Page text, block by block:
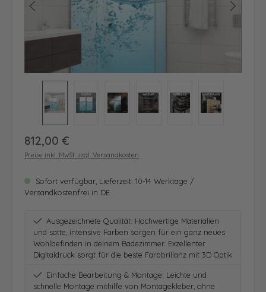
Regulärer Preis:
812,00 €
Preise inkl. MwSt. zzgl. Versandkosten
Sofort verfügbar, Lieferzeit: 10-14 Werktage /
Versandkostenfrei in DE
Ausgezeichnete Qualität: Hochwertige Materialien
und satte, intensive Farben sorgen für ein ganz neues
Wohlbefinden in deinem Badezimmer. Exzellenter
Digitaldruck sorgt für die beste Farbbrillanz mit 3D Optik
Einfache Bearbeitung & Montage: Leichte und
schnelle Montage mithilfe von Montagekleber, ohne